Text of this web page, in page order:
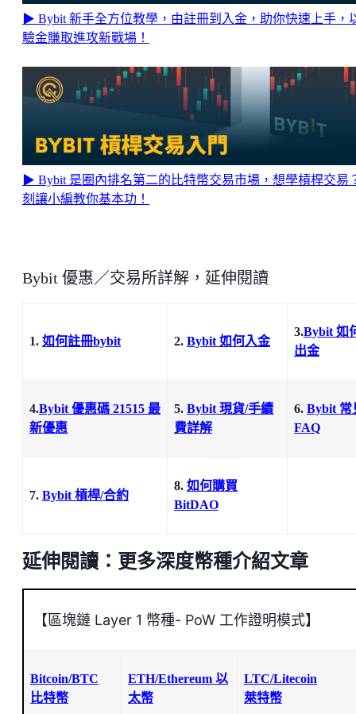
▶ Bybit 新手全方位教學，由註冊到入金，助你快速上手，
驗金賺取進攻新戰場！
▶ Bybit 是圈內排名第二的比特幣交易市場，想學槓桿交易
刻讓小編教你基本功！
Bybit 優惠／交易所詳解，延伸閱讀
1. 如何註冊bybit 2. Bybit 如何入金
3.Bybit 如
出金
4.Bybit 優惠碼 21515 最
新優惠
5. Bybit 現貨/手續
費詳解
6. Bybit 常
FAQ
7. Bybit 槓桿/合約
8. 如何購買
BitDAO
延伸閱讀：更多深度幣種介紹文章
【區塊鏈 Layer 1 幣種- PoW 工作證明模式】
Bitcoin/BTC
比特幣
ETH/Ethereum 以
太幣
LTC/Litecoin
萊特幣